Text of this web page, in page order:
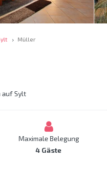
Müller
auf Sylt
Maximale Belegung
4 Gäste